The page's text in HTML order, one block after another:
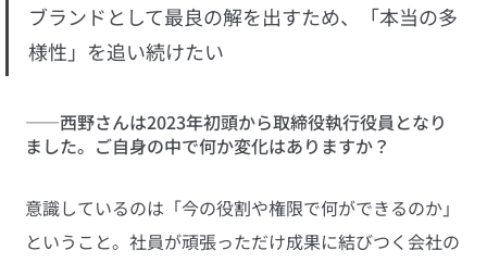
ブランドとして最良の解を出すため、「本当の多
様性」を追い続けたい
――西野さんは2023年初頭から取締役執行役員となり
ました。ご自身の中で何か変化はありますか？
意識しているのは「今の役割や権限で何ができるのか」
ということ。社員が頑張っただけ成果に結びつく会社の